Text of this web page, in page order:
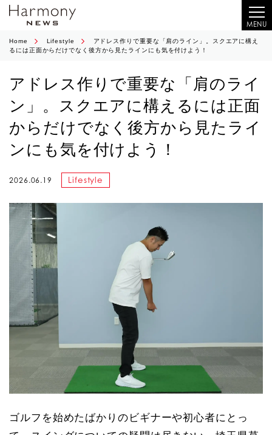
MENU
Home Lifestyle
アドレス作りで重要な「肩のライン」。スクエアに構え
るには正面からだけでなく後方から見たラインにも気を付けよう！
アドレス作りで重要な「肩のライ
ン」。スクエアに構えるには正面
からだけでなく後方から見たライ
ンにも気を付けよう！
2026.06.19 Lifestyle
ゴルフを始めたばかりのビギナーや初心者にとっ